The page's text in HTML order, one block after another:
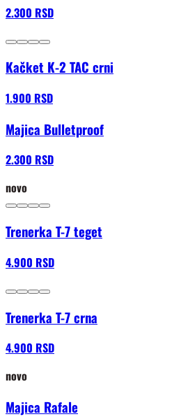
2.300 RSD
Kačket K-2 TAC crni
1.900 RSD
Majica Bulletproof
2.300 RSD
novo
Trenerka T-7 teget
4.900 RSD
Trenerka T-7 crna
4.900 RSD
novo
Majica Rafale